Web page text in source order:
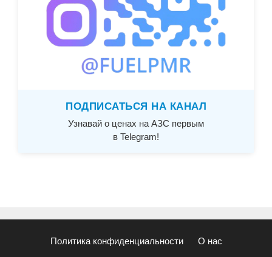
ПОДПИСАТЬСЯ НА КАНАЛ
Узнавай о ценах на АЗС первым
в Telegram!
Политика конфиденциальности О нас